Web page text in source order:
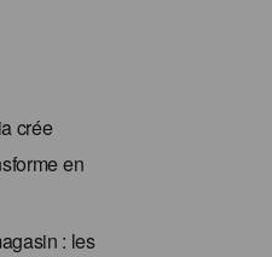
crée
en
: les